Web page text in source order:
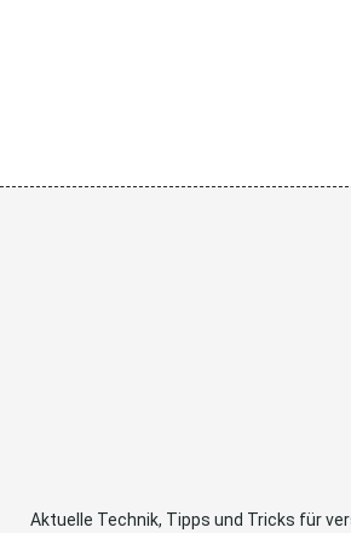
Aktuelle Technik, Tipps und Tricks für